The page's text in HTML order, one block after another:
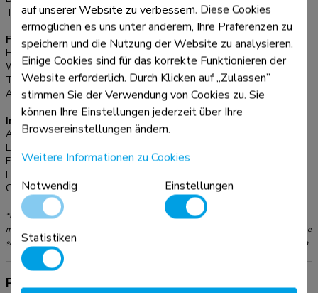
Tischmontage:
Ständer
Funktionalität
Höhenverstellung:
20,7-26,7 cm
Weiteneinstellung:
23,6 cm
Tiefeneinstellung:
20,7 cm
Anpassungstyp:
Manuell
Informationen
Artikelnummer:
NSLS200
EAN:
Farbe:
Silber
Hauptmaterial:
Garantie:
*Bitte beachten: Die angegebenen Zollgrößen sind nur ein Anhaltspunkt, kombiniert
mit dem Gewicht und den VESA-Größen. Das maximale Gewicht und die VESA-Größe
sind absolute Beschränkungen für die Produkte und sollten nicht überschritten werden.
Produktinformationen
auf unserer Website zu verbessern. Diese Cookies
ermöglichen es uns unter anderem, Ihre Präferenzen zu
speichern und die Nutzung der Website zu analysieren.
Einige Cookies sind für das korrekte Funktionieren der
Website erforderlich. Durch Klicken auf „Zulassen”
stimmen Sie der Verwendung von Cookies zu. Sie
können Ihre Einstellungen jederzeit über Ihre
Browsereinstellungen ändern.
Weitere Informationen zu Cookies
Notwendig
Einstellungen
Statistiken